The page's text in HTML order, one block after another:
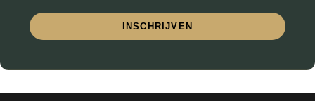
INSCHRIJVEN